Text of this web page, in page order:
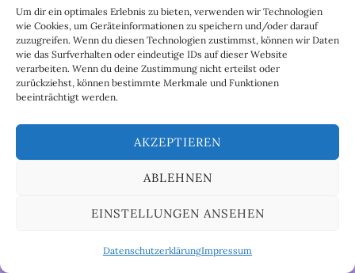
Um dir ein optimales Erlebnis zu bieten, verwenden wir Technologien
wie Cookies, um Geräteinformationen zu speichern und/oder darauf
zuzugreifen. Wenn du diesen Technologien zustimmst, können wir Daten
wie das Surfverhalten oder eindeutige IDs auf dieser Website
verarbeiten. Wenn du deine Zustimmung nicht erteilst oder
zurückziehst, können bestimmte Merkmale und Funktionen
beeinträchtigt werden.
AKZEPTIEREN
ABLEHNEN
EINSTELLUNGEN ANSEHEN
DatenschutzerklärungImpressum
schau bald wieder
vorbei!